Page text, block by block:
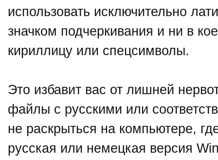
использовать исключительно
значком подчеркивания и ни в
кириллицу или спецсимволы.
Это избавит вас от лишней
файлы с русскими или
не раскрыться на компьютере,
русская или немецкая версия